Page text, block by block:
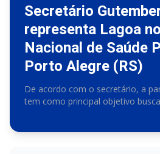
Secretário
representa Lagoa
Nacional de Saúde
Porto Alegre (RS)
De acordo com o secretário, a
tem como principal objetivo